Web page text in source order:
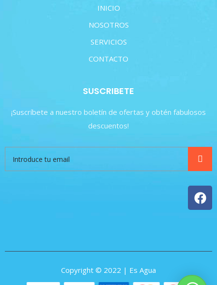
INICIO
NOSOTROS
SERVICIOS
CONTACTO
SUSCRIBETE
¡Suscríbete a nuestro boletín de ofertas y obtén fabulosos
descuentos!
Copyright © 2022 | Es Agua